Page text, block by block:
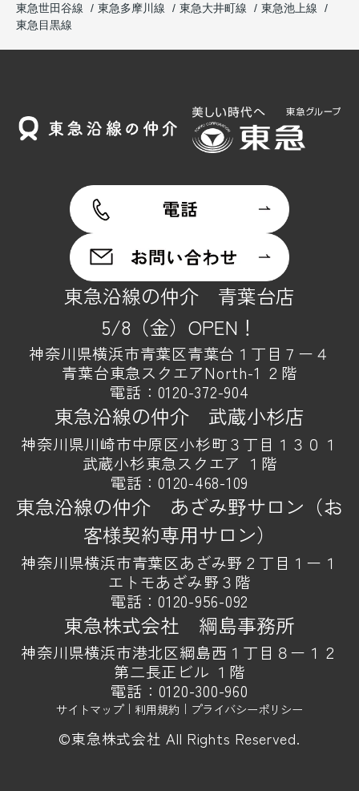
東急世田谷線
東急多摩川線 東急大井町線
東急池上線
東急目黒線
東急沿線の仲介 青葉台店
5/8（金）OPEN！
神奈川県横浜市青葉区青葉台１丁目７ー４
青葉台東急スクエアNorth-1 ２階
電話： 0120-372-904
東急沿線の仲介 武蔵小杉店
神奈川県川崎市中原区小杉町３丁目１３０１
武蔵小杉東急スクエア １階
電話：0120-468-109
東急沿線の仲介 あざみ野サロン（お
客様契約専用サロン）
神奈川県横浜市青葉区あざみ野２丁目１ー１
エトモあざみ野３階
電話：0120-956-092
東急株式会社 綱島事務所
神奈川県横浜市港北区綱島西１丁目８ー１２
第二長正ビル １階
電話： 0120-300-960
サイトマップ｜ 利用規約 ｜ プライバシーポリシー
©東急株式会社 All Rights Reserved.